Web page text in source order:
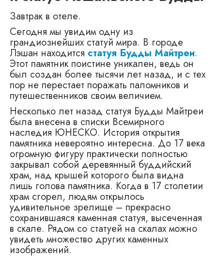
Завтрак в отеле.
Сегодня мы увидим одну из
грандиознейших статуй мира. В городе
Лэшан находится статуя Будды Майтреи.
Этот памятник поистине уникален, ведь он
был создан более тысячи лет назад, и с тех
пор не перестает поражать паломников и
путешественников своим величием.
Несколько лет назад статуя Будды Майтреи
была внесена в списки Всемирного
наследия ЮНЕСКО. История открытия
памятника невероятно интересна. До 17 века
огромную фигуру практически полностью
закрывал собой деревянный буддийский
храм, над крышей которого была видна
лишь голова памятника. Когда в 17 столетии
храм сгорел, людям открылось
удивительное зрелище – прекрасно
сохранившаяся каменная статуя, высеченная
в скале. Рядом со статуей на скалах можно
увидеть множество других каменных
изображений.